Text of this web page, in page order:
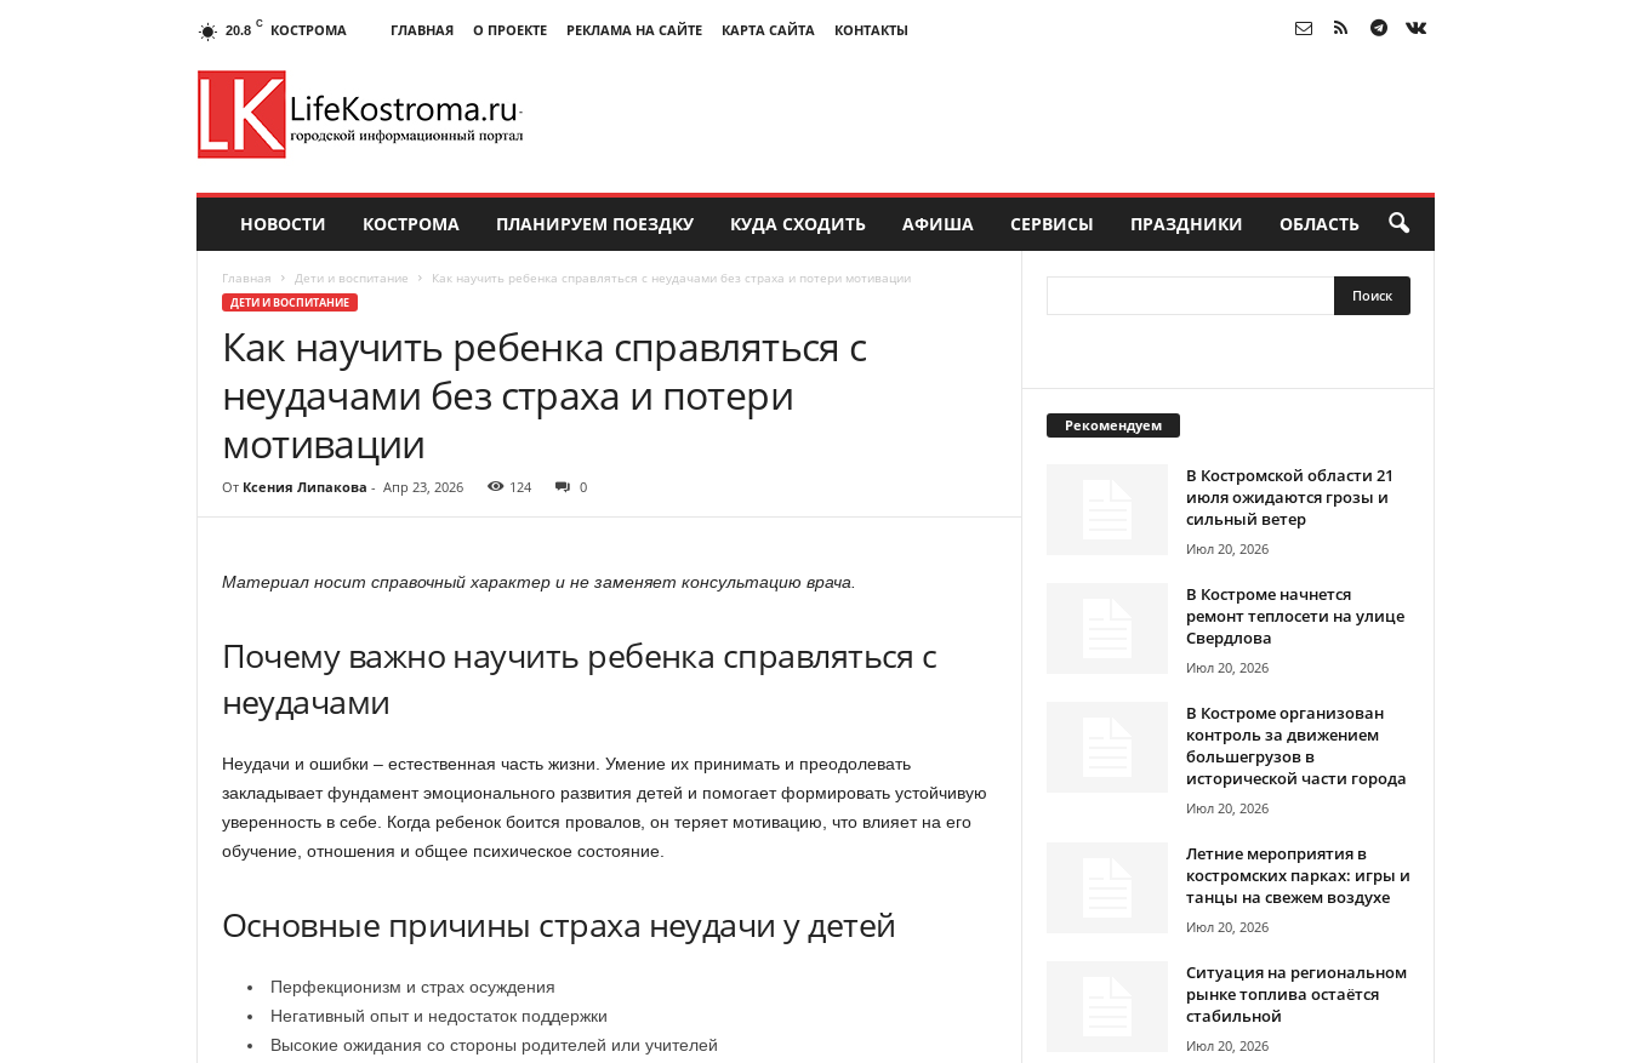
20.8 C КОСТРОМА ГЛАВНАЯ О ПРОЕКТЕ РЕКЛАМА НА САЙТЕ КАРТА САЙТА КОНТАКТЫ
НОВОСТИ КОСТРОМА ПЛАНИРУЕМ ПОЕЗДКУ КУДА СХОДИТЬ АФИША СЕРВИСЫ ПРАЗДНИКИ ОБЛАСТЬ
Главная Дети и воспитание Как научить ребенка справляться с неудачами без страха и потери мотивации
ДЕТИ И ВОСПИТАНИЕ
Как научить ребенка справляться с
неудачами без страха и потери
мотивации
От Ксения Липакова - Апр 23, 2026 124 0
Материал носит справочный характер и не заменяет консультацию врача.
Почему важно научить ребенка справляться с
неудачами
Неудачи и ошибки – естественная часть жизни. Умение их принимать и преодолевать
закладывает фундамент эмоционального развития детей и помогает формировать устойчивую
уверенность в себе. Когда ребенок боится провалов, он теряет мотивацию, что влияет на его
обучение, отношения и общее психическое состояние.
Основные причины страха неудачи у детей
Перфекционизм и страх осуждения
Негативный опыт и недостаток поддержки
Высокие ожидания со стороны родителей или учителей
Рекомендуем
В Костромской области 21
июля ожидаются грозы и
сильный ветер
Июл 20, 2026
В Костроме начнется
ремонт теплосети на улице
Свердлова
Июл 20, 2026
В Костроме организован
контроль за движением
большегрузов в
исторической части города
Июл 20, 2026
Летние мероприятия в
костромских парках: игры и
танцы на свежем воздухе
Июл 20, 2026
Ситуация на региональном
рынке топлива остаётся
стабильной
Июл 20, 2026